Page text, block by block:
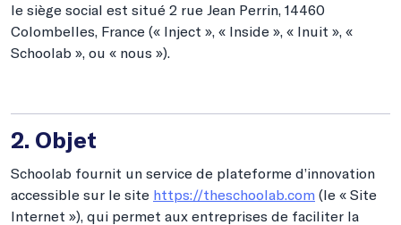
le siège social est situé 2 rue Jean Perrin, 14460
Colombelles, France (« Inject », « Inside », « Inuit », «
Schoolab », ou « nous »).
2. Objet
Schoolab fournit un service de plateforme d’innovation
accessible sur le site https://theschoolab.com (le « Site
Internet »), qui permet aux entreprises de faciliter la